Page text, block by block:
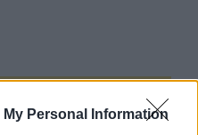
My Personal Information
τα επιχειρηματικά νέα